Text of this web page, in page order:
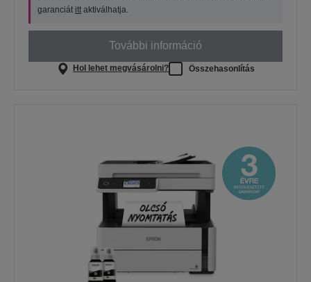
garanciát itt aktiválhatja.
További információ
Hol lehet megvásárolni? Összehasonlítás